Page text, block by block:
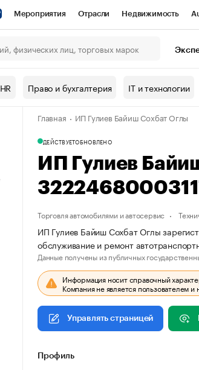
Мероприятия Отрасли Недвижимость
СПб Спецпроекты Проверка контрагентов
Рынок наличной валюты
Право и бухгалтерия IT и технологии
Главная ИП Гулиев Байиш Сохбат Оглы
ДЕЙСТВУЕТОБНОВЛЕНО
ИП Гулиев
Торговля автомобилями и автосервис
ИП Гулиев Байиш Сохбат Оглы
обслуживание и ремонт
Данные получены из публичных
Информация носит справочный
Компания не является пользователем
Управлять страницей
Профиль